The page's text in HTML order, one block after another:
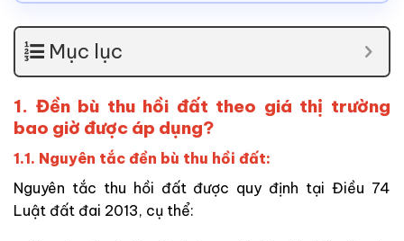
Mục lục
1. Đền bù thu hồi đất theo giá thị trường
bao giờ được áp dụng?
1.1. Nguyên tắc đền bù thu hồi đất:
Nguyên tắc thu hồi đất được quy định tại Điều 74
Luật đất đai 2013, cụ thể: